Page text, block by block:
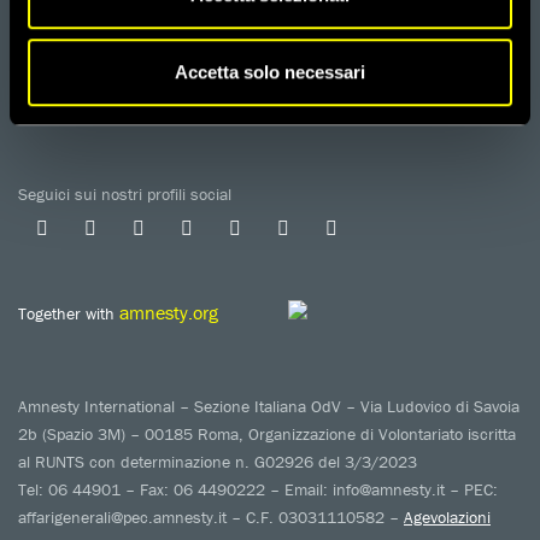
Accetta solo necessari
PRIVACY POLICY
LAVORA CON NOI
Seguici sui nostri profili social
Together with amnesty.org
Amnesty International – Sezione Italiana OdV – Via Ludovico di Savoia
2b (Spazio 3M) – 00185 Roma, Organizzazione di Volontariato iscritta
al RUNTS con determinazione n. G02926 del 3/3/2023
Tel: 06 44901 – Fax: 06 4490222 – Email: info@amnesty.it – PEC:
affarigenerali@pec.amnesty.it – C.F. 03031110582 – Agevolazioni